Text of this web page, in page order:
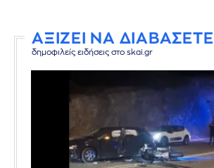
ΑΞΙΖΕΙ ΝΑ ΔΙΑΒΑΣΕΤΕ
δημοφιλείς ειδήσεις στο skai.gr